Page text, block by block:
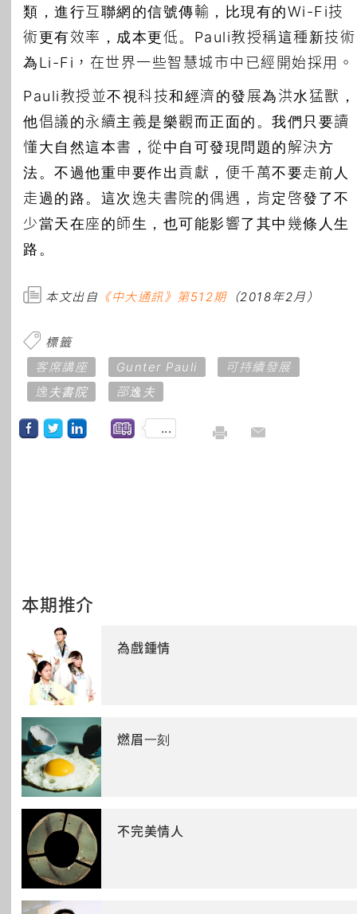
類，進行互聯網的信號傳輸，比現有的Wi-Fi技
術更有效率，成本更低。Pauli教授稱這種新技術
為Li-Fi，在世界一些智慧城市中已經開始採用。
Pauli教授並不視科技和經濟的發展為洪水猛獸，
他倡議的永續主義是樂觀而正面的。我們只要讀
懂大自然這本書，從中自可發現問題的解決方
法。不過他重申要作出貢獻，便千萬不要走前人
走過的路。這次逸夫書院的偶遇，肯定啓發了不
少當天在座的師生，也可能影響了其中幾條人生
路。
本文出自 《中大通訊》第512期（2018年2月）
標籤
客席講座
Gunter Pauli
可持續發展
逸夫書院
邵逸夫
...
本期推介
為戲鍾情
燃眉一刻
不完美情人